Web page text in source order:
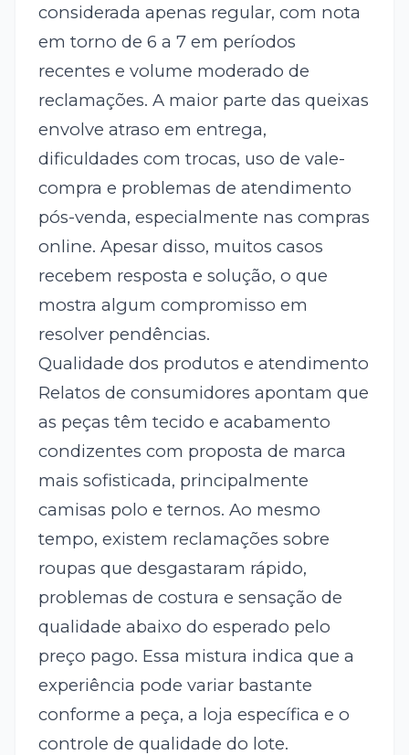
considerada apenas regular, com nota
em torno de 6 a 7 em períodos
recentes e volume moderado de
reclamações. A maior parte das queixas
envolve atraso em entrega,
dificuldades com trocas, uso de vale-
compra e problemas de atendimento
pós-venda, especialmente nas compras
online. Apesar disso, muitos casos
recebem resposta e solução, o que
mostra algum compromisso em
resolver pendências.
Qualidade dos produtos e atendimento
Relatos de consumidores apontam que
as peças têm tecido e acabamento
condizentes com proposta de marca
mais sofisticada, principalmente
camisas polo e ternos. Ao mesmo
tempo, existem reclamações sobre
roupas que desgastaram rápido,
problemas de costura e sensação de
qualidade abaixo do esperado pelo
preço pago. Essa mistura indica que a
experiência pode variar bastante
conforme a peça, a loja específica e o
controle de qualidade do lote.